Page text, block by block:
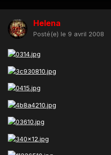
Helena
Posté(e) le 9 avril 2008